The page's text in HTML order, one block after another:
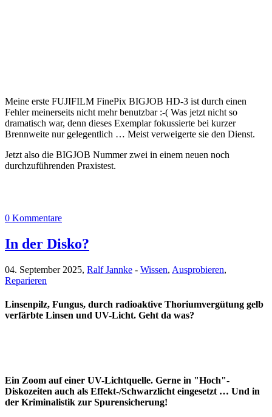
Meine erste FUJIFILM FinePix BIGJOB HD-3 ist durch einen
Fehler meinerseits nicht mehr benutzbar :-( Was jetzt nicht so
dramatisch war, denn dieses Exemplar fokussierte bei kurzer
Brennweite nur gelegentlich … Meist verweigerte sie den Dienst.
Jetzt also die BIGJOB Nummer zwei in einem neuen noch
durchzuführenden Praxistest.
0 Kommentare
In der Disko?
04. September 2025, Ralf Jannke - Wissen, Ausprobieren,
Reparieren
Linsenpilz, Fungus, durch radioaktive Thoriumvergütung gelb
verfärbte Linsen und UV-Licht. Geht da was?
Ein Zoom auf einer UV-Lichtquelle. Gerne in "Hoch"-
Diskozeiten auch als Effekt-/Schwarzlicht eingesetzt … Und in
der Kriminalistik zur Spurensicherung!